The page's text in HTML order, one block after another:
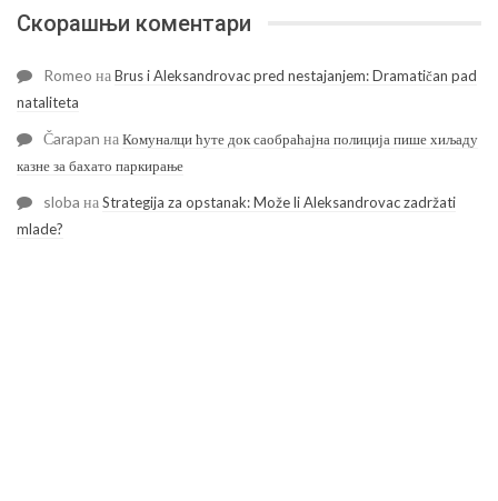
Скорашњи коментари
Romeo наBrus i Aleksandrovac pred nestajanjem: Dramatičan pad
nataliteta
Čarapan наКомуналци ћуте док саобраћајна полиција пише хиљаду
казне за бахато паркирање
sloba наStrategija za opstanak: Može li Aleksandrovac zadržati
mlade?